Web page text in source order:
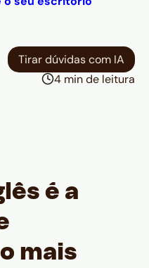
Tirar dúvidas com IA
4 min de leitura
é a
mais